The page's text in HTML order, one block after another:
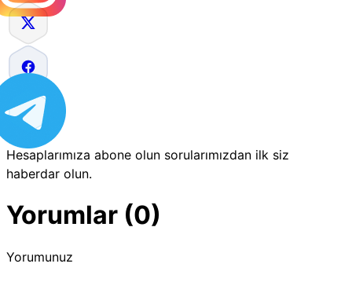
Hesaplarımıza abone olun sorularımızdan ilk siz
haberdar olun.
Yorumlar (0)
Yorumunuz